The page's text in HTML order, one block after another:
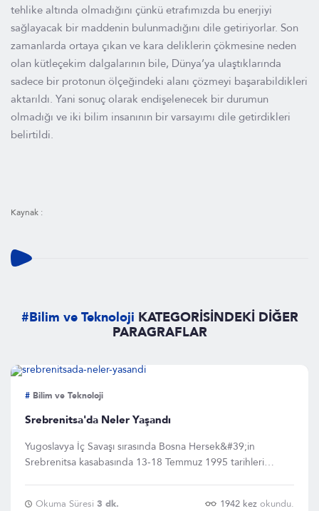
tehlike altında olmadığını çünkü etrafımızda bu enerjiyi
sağlayacak bir maddenin bulunmadığını dile getiriyorlar. Son
zamanlarda ortaya çıkan ve kara deliklerin çökmesine neden
olan kütleçekim dalgalarının bile, Dünya’ya ulaştıklarında
sadece bir protonun ölçeğindeki alanı çözmeyi başarabildikleri
aktarıldı. Yani sonuç olarak endişelenecek bir durumun
olmadığı ve iki bilim insanının bir varsayımı dile getirdikleri
belirtildi.
Kaynak :
#Bilim ve Teknoloji KATEGORİSİNDEKİ DİĞER
PARAGRAFLAR
# Bilim ve Teknoloji
Srebrenitsa'da Neler Yaşandı
Yugoslavya İç Savaşı sırasında Bosna Hersek&#39;in
Srebrenitsa kasabasında 13-18 Temmuz 1995 tarihleri
Okuma Süresi 3 dk. 1942 kez okundu.